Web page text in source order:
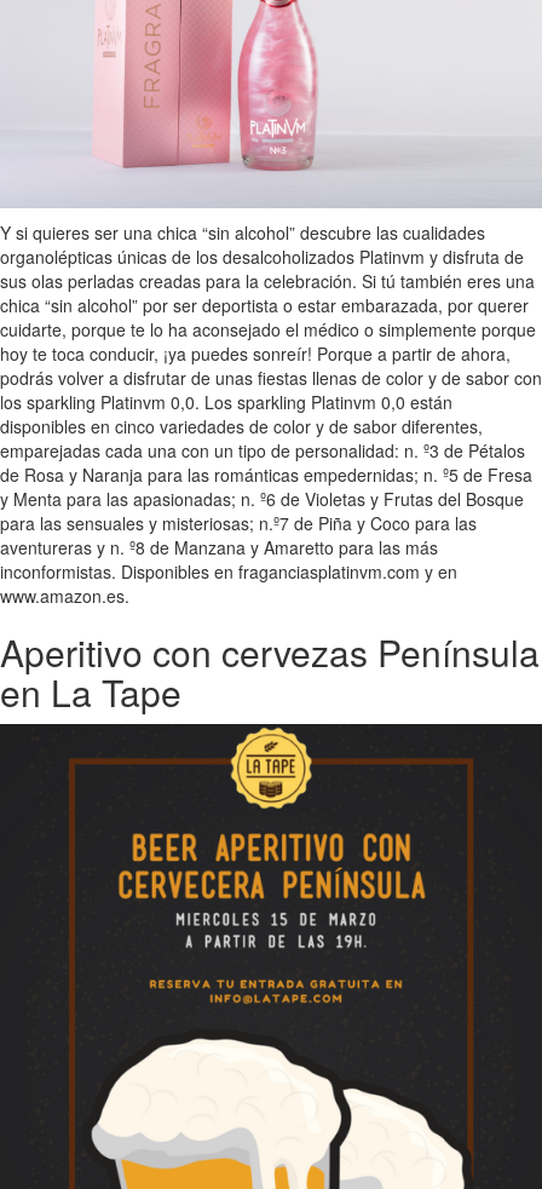
Y si quieres ser una chica “sin alcohol” descubre las cualidades
organolépticas únicas de los desalcoholizados Platinvm y disfruta de
sus olas perladas creadas para la celebración. Si tú también eres una
chica “sin alcohol” por ser deportista o estar embarazada, por querer
cuidarte, porque te lo ha aconsejado el médico o simplemente porque
hoy te toca conducir, ¡ya puedes sonreír! Porque a partir de ahora,
podrás volver a disfrutar de unas fiestas llenas de color y de sabor con
los sparkling Platinvm 0,0. Los sparkling Platinvm 0,0 están
disponibles en cinco variedades de color y de sabor diferentes,
emparejadas cada una con un tipo de personalidad: n. º3 de Pétalos
de Rosa y Naranja para las románticas empedernidas; n. º5 de Fresa
y Menta para las apasionadas; n. º6 de Violetas y Frutas del Bosque
para las sensuales y misteriosas; n.º7 de Piña y Coco para las
aventureras y n. º8 de Manzana y Amaretto para las más
inconformistas. Disponibles en fraganciasplatinvm.com y en
www.amazon.es.
Aperitivo con cervezas Península
en La Tape